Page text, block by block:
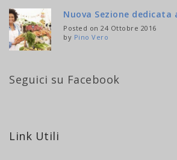
Nuova Sezione dedicata
Posted on 24 Ottobre 2016
by Pino Vero
Seguici su Facebook
Link Utili